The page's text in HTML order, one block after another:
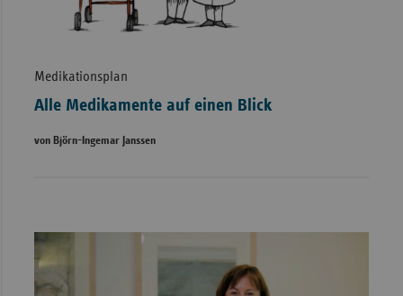
Medikationsplan
Alle Medikamente auf einen Blick
von Björn-Ingemar Janssen